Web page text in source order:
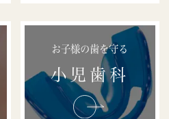
お子様の歯を守る
小児歯科